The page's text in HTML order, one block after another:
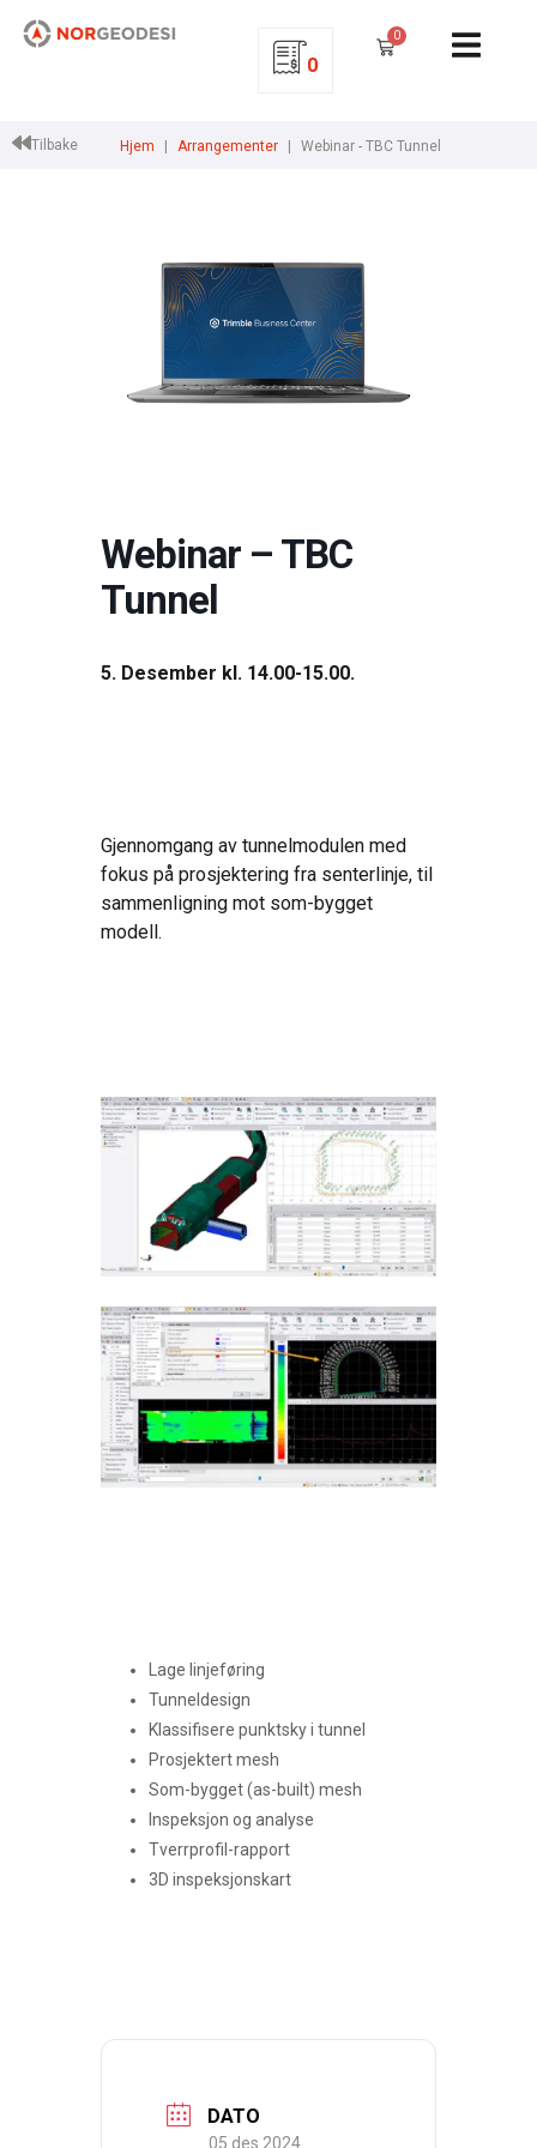
0
0
Tilbake Hjem Arrangementer Webinar - TBC Tunnel
Webinar – TBC
Tunnel
5. Desember kl. 14.00-15.00.
Gjennomgang av tunnelmodulen med
fokus på prosjektering fra senterlinje, til
sammenligning mot som-bygget
modell.
Lage linjeføring
Tunneldesign
Klassifisere punktsky i tunnel
Prosjektert mesh
Som-bygget (as-built) mesh
Inspeksjon og analyse
Tverrprofil-rapport
3D inspeksjonskart
DATO
05 des 2024